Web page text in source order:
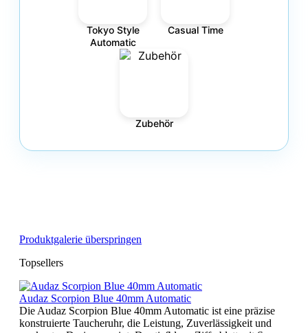
Tokyo Style
Automatic
Casual Time
Zubehör
Produktgalerie überspringen
Topsellers
Audaz Scorpion Blue 40mm Automatic
Die Audaz Scorpion Blue 40mm Automatic ist eine präzise
konstruierte Taucheruhr, die Leistung, Zuverlässigkeit und